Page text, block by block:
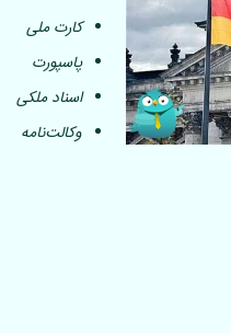
کارت ملی
پاسپورت
اسناد ملکی
وکالت‌نامه